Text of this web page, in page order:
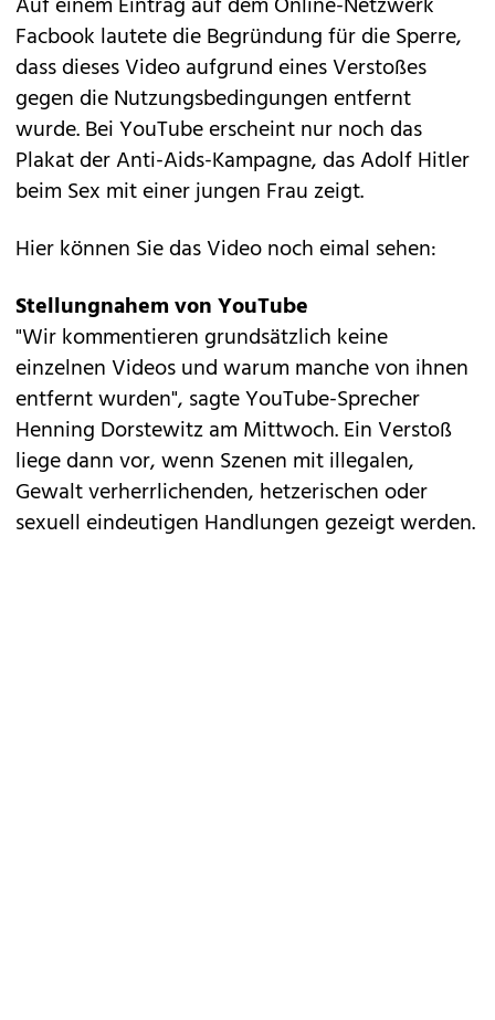
Facbook lautete die Begründung für die Sperre,
dass dieses Video aufgrund eines Verstoßes
gegen die Nutzungsbedingungen entfernt
wurde. Bei YouTube erscheint nur noch das
Plakat der Anti-Aids-Kampagne, das Adolf Hitler
beim Sex mit einer jungen Frau zeigt.
Hier können Sie das Video noch eimal sehen:
Stellungnahem von YouTube
"Wir kommentieren grundsätzlich keine
einzelnen Videos und warum manche von ihnen
entfernt wurden", sagte YouTube-Sprecher
Henning Dorstewitz am Mittwoch. Ein Verstoß
liege dann vor, wenn Szenen mit illegalen,
Gewalt verherrlichenden, hetzerischen oder
sexuell eindeutigen Handlungen gezeigt werden.